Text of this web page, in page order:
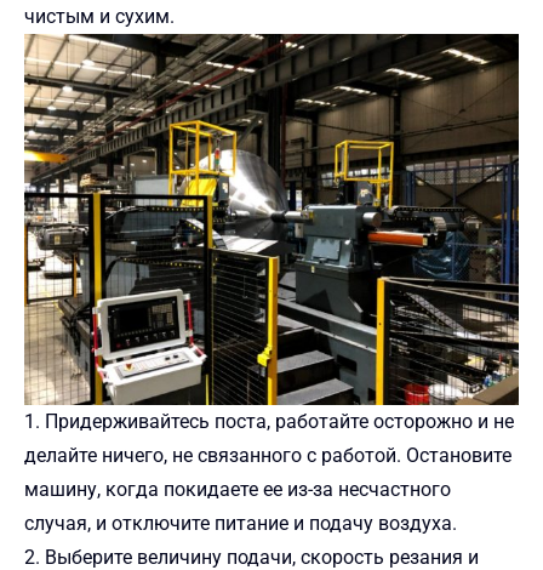
чистым и сухим.
1. Придерживайтесь поста, работайте осторожно и не
делайте ничего, не связанного с работой. Остановите
машину, когда покидаете ее из-за несчастного
случая, и отключите питание и подачу воздуха.
2. Выберите величину подачи, скорость резания и